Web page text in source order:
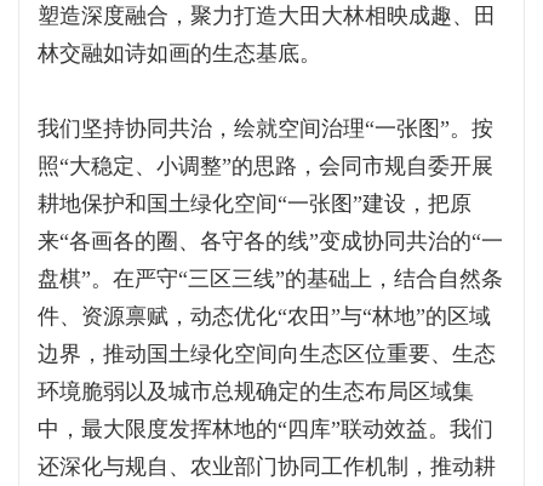
塑造深度融合，聚力打造大田大林相映成趣、田
林交融如诗如画的生态基底。
我们坚持协同共治，绘就空间治理“一张图”。按
照“大稳定、小调整”的思路，会同市规自委开展
耕地保护和国土绿化空间“一张图”建设，把原
来“各画各的圈、各守各的线”变成协同共治的“一
盘棋”。在严守“三区三线”的基础上，结合自然条
件、资源禀赋，动态优化“农田”与“林地”的区域
边界，推动国土绿化空间向生态区位重要、生态
环境脆弱以及城市总规确定的生态布局区域集
中，最大限度发挥林地的“四库”联动效益。我们
还深化与规自、农业部门协同工作机制，推动耕